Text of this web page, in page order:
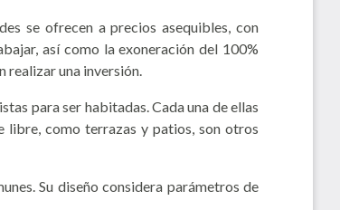
se ofrecen a precios asequibles, con
así como la exoneración del 100%
realizar una inversión.
para ser habitadas. Cada una de ellas
libre, como terrazas y patios, son otros
Su diseño considera parámetros de